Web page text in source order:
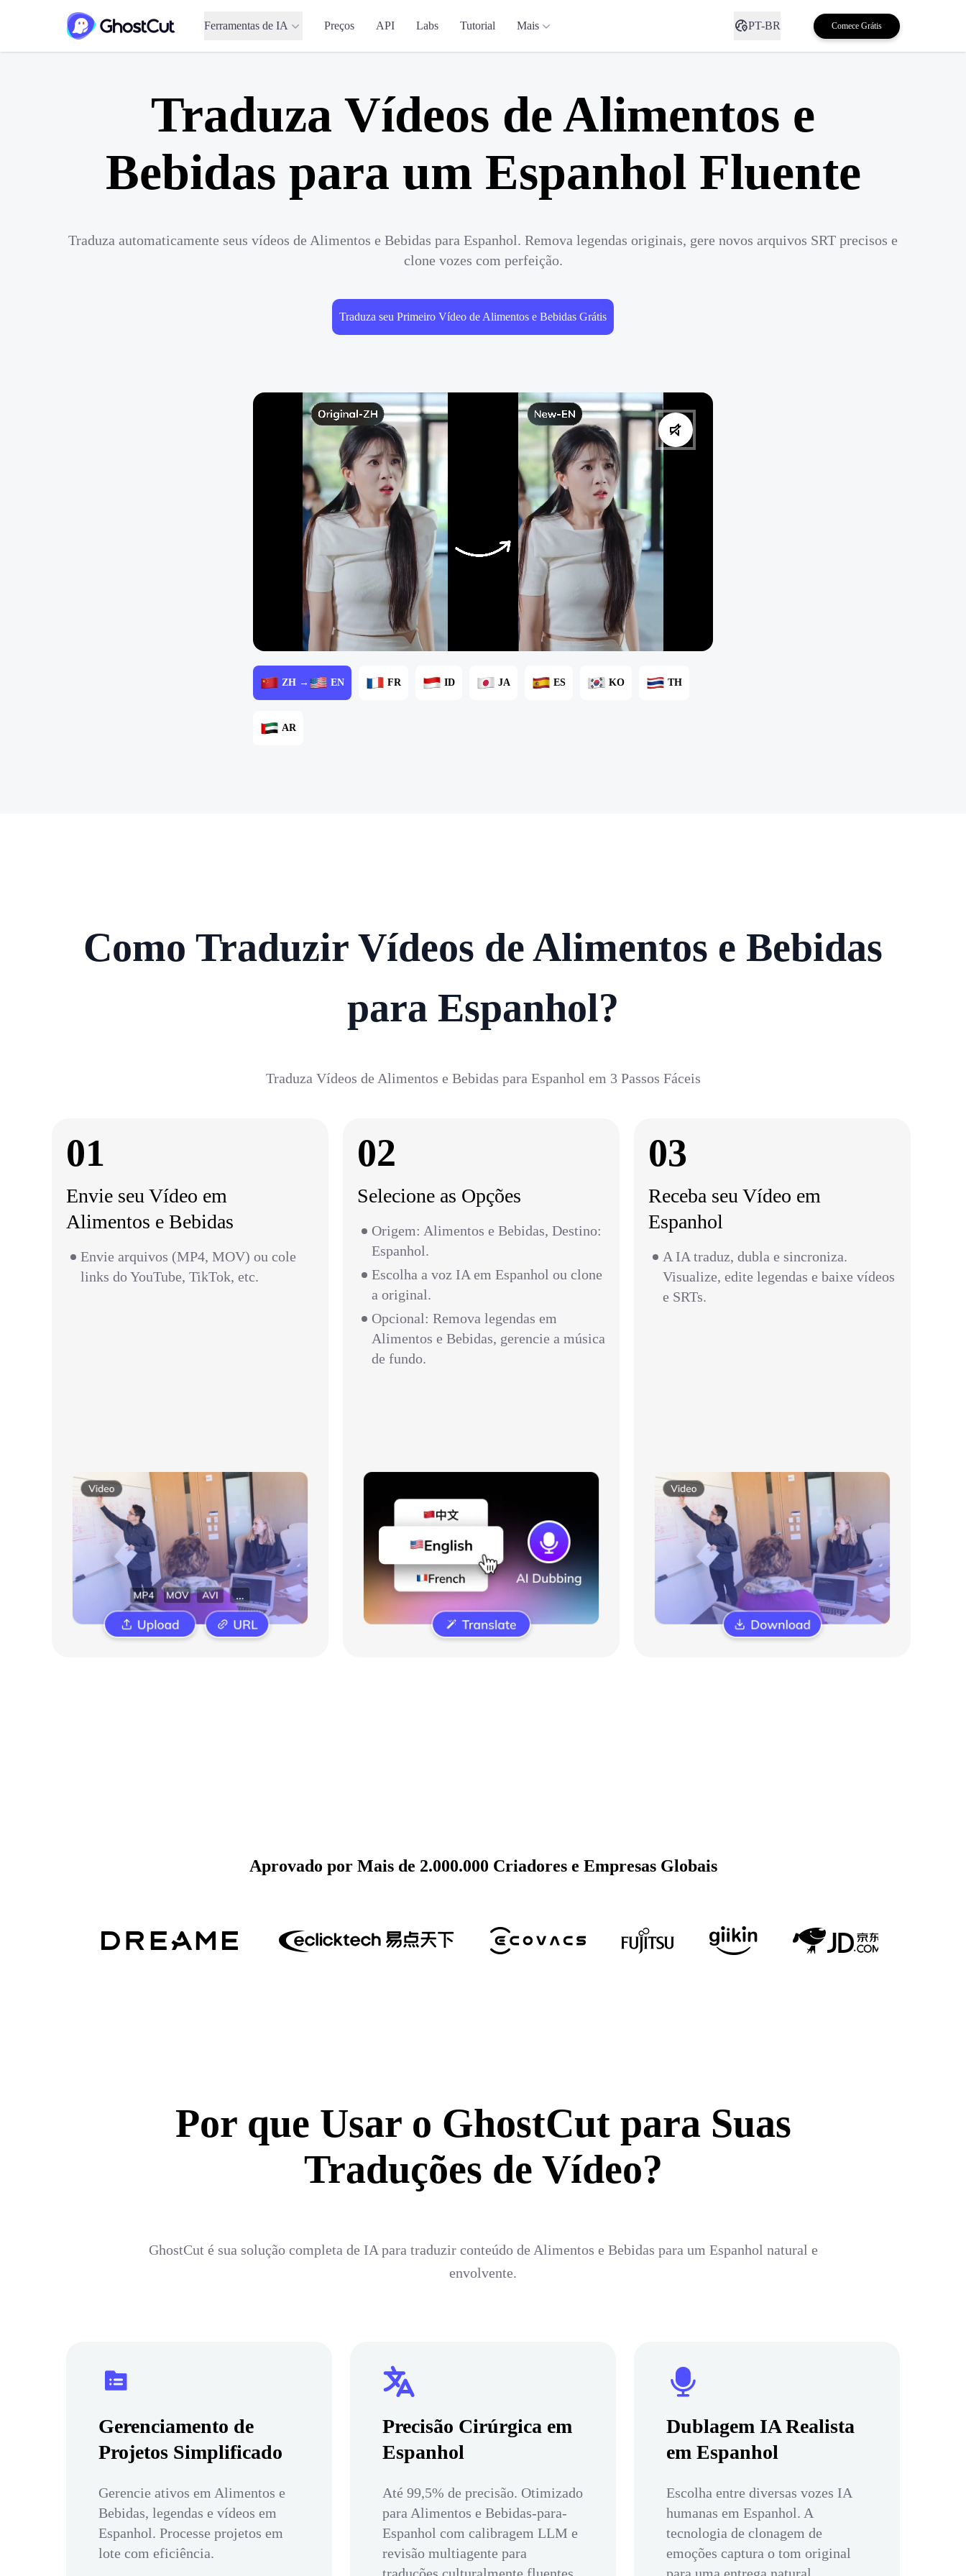
Ferramentas de IA Preços API Labs Tutorial Mais PT-BR Comece Grátis
Traduza Vídeos de Alimentos e
Bebidas para um Espanhol Fluente
Traduza automaticamente seus vídeos de Alimentos e Bebidas para Espanhol. Remova legendas originais, gere novos arquivos SRT precisos e
clone vozes com perfeição.
Traduza seu Primeiro Vídeo de Alimentos e Bebidas Grátis
ZH → EN FR ID JA ES KO TH
AR
Como Traduzir Vídeos de Alimentos e Bebidas
para Espanhol?
Traduza Vídeos de Alimentos e Bebidas para Espanhol em 3 Passos Fáceis
01
Envie seu Vídeo em
Alimentos e Bebidas
Envie arquivos (MP4, MOV) ou cole
links do YouTube, TikTok, etc.
02
Selecione as Opções
Origem: Alimentos e Bebidas, Destino:
Espanhol.
Escolha a voz IA em Espanhol ou clone
a original.
Opcional: Remova legendas em
Alimentos e Bebidas, gerencie a música
de fundo.
03
Receba seu Vídeo em
Espanhol
A IA traduz, dubla e sincroniza.
Visualize, edite legendas e baixe vídeos
e SRTs.
Aprovado por Mais de 2.000.000 Criadores e Empresas Globais
Por que Usar o GhostCut para Suas
Traduções de Vídeo?
GhostCut é sua solução completa de IA para traduzir conteúdo de Alimentos e Bebidas para um Espanhol natural e
envolvente.
Gerenciamento de
Projetos Simplificado
Gerencie ativos em Alimentos e
Bebidas, legendas e vídeos em
Espanhol. Processe projetos em
lote com eficiência.
Precisão Cirúrgica em
Espanhol
Até 99,5% de precisão. Otimizado
para Alimentos e Bebidas-para-
Espanhol com calibragem LLM e
revisão multiagente para
Dublagem IA Realista
em Espanhol
Escolha entre diversas vozes IA
humanas em Espanhol. A
tecnologia de clonagem de
emoções captura o tom original